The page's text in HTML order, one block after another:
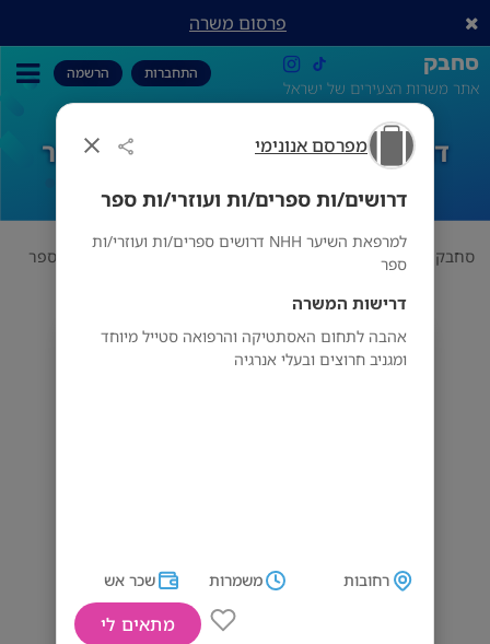
מפרסם אנונימי
דרושים/ות ספרים/ות ועוזרי/ות ספר
למרפאת השיער NHH דרושים ספרים/ות ועוזרי/ות
ספר
דרישות המשרה
אהבה לתחום האסתטיקה והרפואה סטייל מיוחד
ומגניב חרוצים ובעלי אנרגיה
רחובות משמרות שכר אש
מתאים לי
פרסום משרה
סחבק
אתר משרות הצעירים של ישראל
התחברות הרשמה
דרושים/ות ספרים/ות ועוזרי/ות ספר
סחבק הכל דרושים/ות ספרים/ות ועוזרי/ות ספר
מפרסם אנונימי
דרושים/ות ספרים/ות ועוזרי/ות ספר